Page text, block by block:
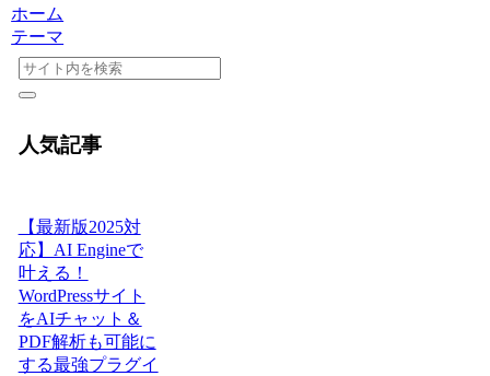
ホーム
テーマ
人気記事
【最新版2025対
応】AI Engineで
叶える！
WordPressサイト
をAIチャット＆
PDF解析も可能に
する最強プラグイ